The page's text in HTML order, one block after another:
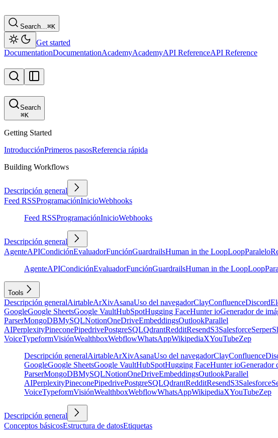
Search…⌘K
Get started
DocumentationDocumentationAcademyAcademyAPI ReferenceAPI Reference
Search
⌘K
Getting Started
IntroducciónPrimeros pasosReferencia rápida
Building Workflows
Descripción general
Feed RSSProgramaciónInicioWebhooks
Feed RSSProgramaciónInicioWebhooks
Descripción general
AgenteAPICondiciónEvaluadorFunciónGuardrailsHuman in the LoopLoopParalelo
AgenteAPICondiciónEvaluadorFunciónGuardrailsHuman in the LoopLoop
Tools
Descripción generalAirtableArXivAsanaUso del navegadorClayConfluenceDiscord
GoogleGoogle SheetsGoogle VaultHubSpotHugging FaceHunter ioGenerador de
ParserMongoDBMySQLNotionOneDriveEmbeddingsOutlookParallel
AIPerplexityPineconePipedrivePostgreSQLQdrantRedditResendS3SalesforceSerper
VoiceTypeformVisiónWealthboxWebflowWhatsAppWikipediaXYouTubeZep
Descripción generalAirtableArXivAsanaUso del navegadorClayConfluence
GoogleGoogle SheetsGoogle VaultHubSpotHugging FaceHunter ioGenerador
ParserMongoDBMySQLNotionOneDriveEmbeddingsOutlookParallel
AIPerplexityPineconePipedrivePostgreSQLQdrantRedditResendS3Salesforce
VoiceTypeformVisiónWealthboxWebflowWhatsAppWikipediaXYouTubeZep
Descripción general
Conceptos básicosEstructura de datosEtiquetas